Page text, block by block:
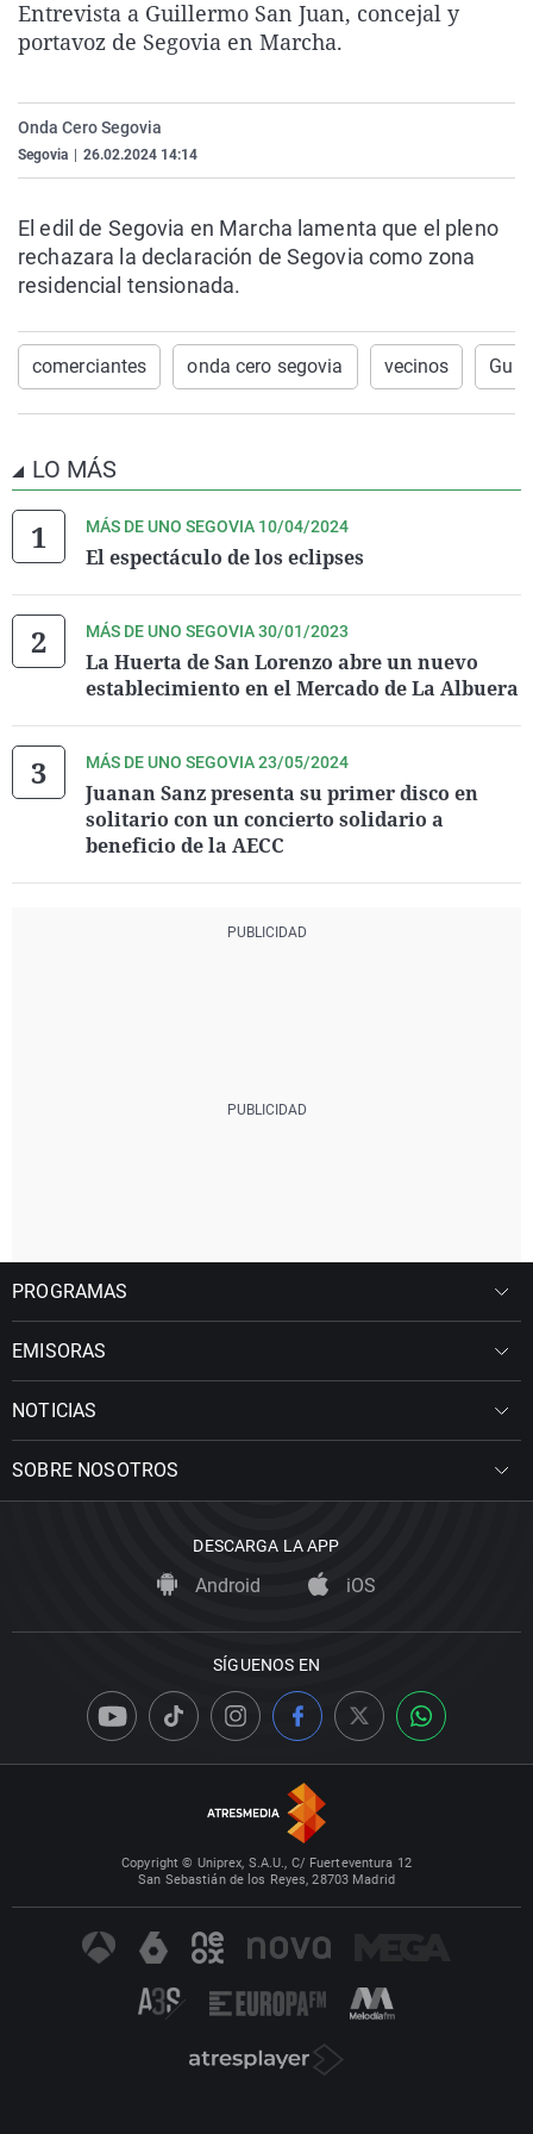
La rosa de los vientos
Como el perro y el
Caso
Equipo de
Extremadura
La Rioja
País Vasco
Virales
Elecciones
Entrevista a Guillermo San Juan, concejal y
portavoz de Segovia en Marcha.
Onda Cero Segovia
Segovia 26.02.2024 14:14
El edil de Segovia en Marcha lamenta que el pleno
rechazara la declaración de Segovia como zona
residencial tensionada.
comerciantes onda cero segovia vecinos
LO MÁS
MÁS DE UNO SEGOVIA 10/04/2024
El espectáculo de los eclipses
MÁS DE UNO SEGOVIA 30/01/2023
La Huerta de San Lorenzo abre un nuevo
establecimiento en el Mercado de La Albuera
MÁS DE UNO SEGOVIA 23/05/2024
Juanan Sanz presenta su primer disco en
solitario con un concierto solidario a
beneficio de la AECC
PROGRAMAS
EMISORAS
NOTICIAS
SOBRE NOSOTROS
DESCARGA LA APP
Android iOS
SÍGUENOS EN
Copyright © Uniprex, S.A.U., C/ Fuerteventura 12
San Sebastián de los Reyes, 28703 Madrid